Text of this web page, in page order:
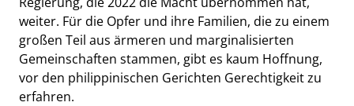
weiter. Für die Opfer und ihre Familien, die zu einem
großen Teil aus ärmeren und marginalisierten
Gemeinschaften stammen, gibt es kaum Hoffnung,
vor den philippinischen Gerichten Gerechtigkeit zu
erfahren.